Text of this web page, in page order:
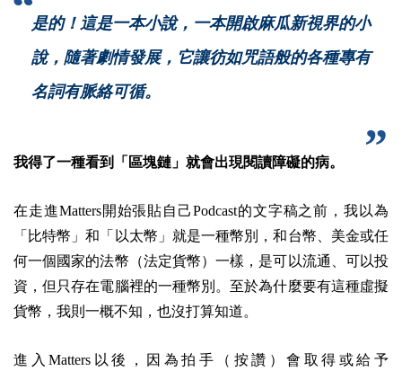
是的！這是一本小說，一本開啟麻瓜新視界的小
說，隨著劇情發展，它讓彷如咒語般的各種專有
名詞有脈絡可循。
我得了一種看到「區塊鏈」就會出現閱讀障礙的病。
在走進Matters開始張貼自己Podcast的文字稿之前，我以為
「比特幣」和「以太幣」就是一種幣別，和台幣、美金或任
何一個國家的法幣（法定貨幣）一樣，是可以流通、可以投
資，但只存在電腦裡的一種幣別。至於為什麼要有這種虛擬
貨幣，我則一概不知，也沒打算知道。
進入Matters以後，因為拍手（按讚）會取得或給予